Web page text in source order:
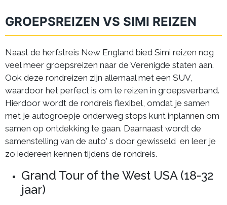
GROEPSREIZEN VS SIMI REIZEN
Naast de herfstreis New England bied Simi reizen nog
veel meer groepsreizen naar de Verenigde staten aan.
Ook deze rondreizen zijn allemaal met een SUV,
waardoor het perfect is om te reizen in groepsverband.
Hierdoor wordt de rondreis flexibel, omdat je samen
met je autogroepje onderweg stops kunt inplannen om
samen op ontdekking te gaan. Daarnaast wordt de
samenstelling van de auto' s door gewisseld en leer je
zo iedereen kennen tijdens de rondreis.
Grand Tour of the West USA (18-32
jaar)